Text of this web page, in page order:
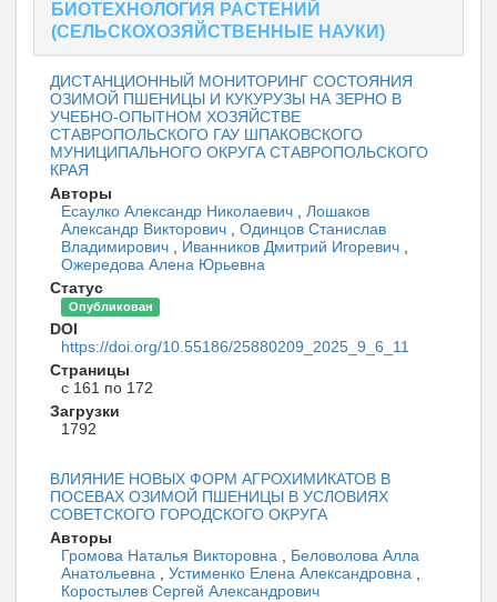
БИОТЕХНОЛОГИЯ РАСТЕНИЙ
(СЕЛЬСКОХОЗЯЙСТВЕННЫЕ НАУКИ)
ДИСТАНЦИОННЫЙ МОНИТОРИНГ СОСТОЯНИЯ
ОЗИМОЙ ПШЕНИЦЫ И КУКУРУЗЫ НА ЗЕРНО В
УЧЕБНО-ОПЫТНОМ ХОЗЯЙСТВЕ
СТАВРОПОЛЬСКОГО ГАУ ШПАКОВСКОГО
МУНИЦИПАЛЬНОГО ОКРУГА СТАВРОПОЛЬСКОГО
КРАЯ
Авторы
Есаулко Александр Николаевич
Лошаков
Александр Викторович
Одинцов Станислав
Владимирович
Иванников Дмитрий Игоревич
Ожередова Алена Юрьевна
Статус
Опубликован
DOI
https://doi.org/10.55186/25880209_2025_9_6_11
Страницы
с 161 по 172
Загрузки
1792
ВЛИЯНИЕ НОВЫХ ФОРМ АГРОХИМИКАТОВ В
ПОСЕВАХ ОЗИМОЙ ПШЕНИЦЫ В УСЛОВИЯХ
СОВЕТСКОГО ГОРОДСКОГО ОКРУГА
Авторы
Громова Наталья Викторовна
Беловолова Алла
Анатольевна
Устименко Елена Александровна
Коростылев Сергей Александрович